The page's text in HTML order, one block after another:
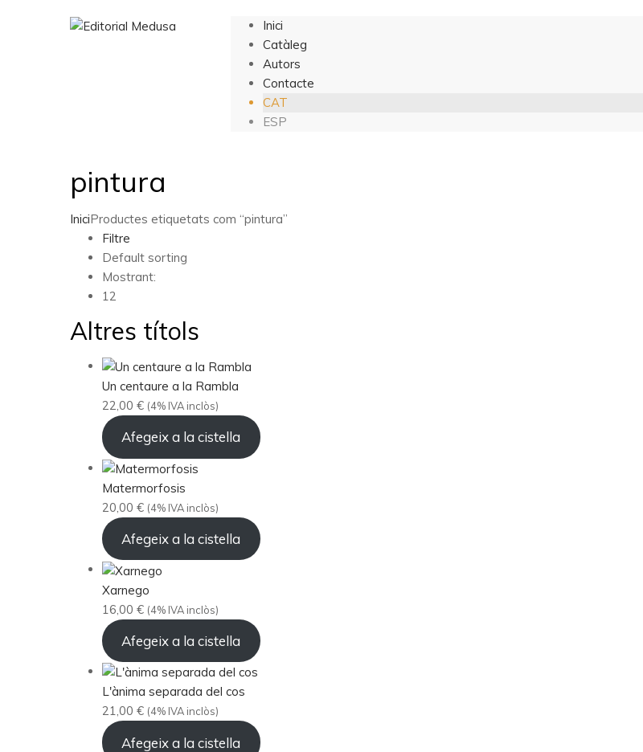
Inici
Catàleg
Autors
Contacte
CAT
ESP
pintura
IniciProductes etiquetats com “pintura”
Filtre
Default sorting
Mostrant:
12
Altres títols
Un centaure a la Rambla
22,00 € (4% IVA inclòs)
Afegeix a la cistella
Matermorfosis
20,00 € (4% IVA inclòs)
Afegeix a la cistella
Xarnego
16,00 € (4% IVA inclòs)
Afegeix a la cistella
L'ànima separada del cos
21,00 € (4% IVA inclòs)
Afegeix a la cistella